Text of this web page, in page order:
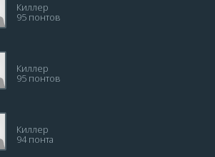
Киллер
95 понтов
Киллер
95 понтов
Киллер
94 понта